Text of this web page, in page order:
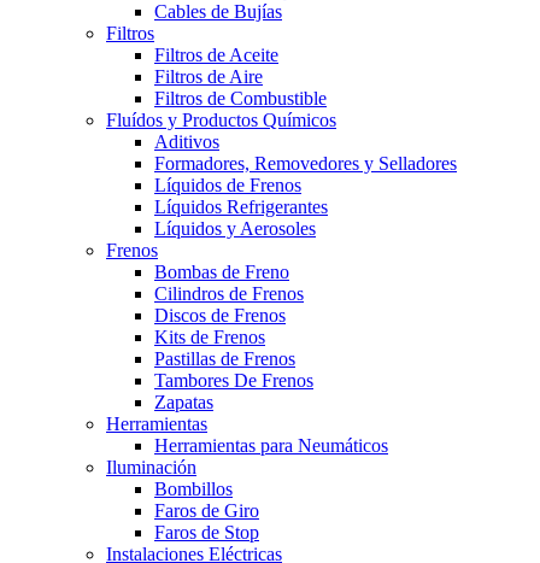
Cables de Bujías
Filtros
Filtros de Aceite
Filtros de Aire
Filtros de Combustible
Fluídos y Productos Químicos
Aditivos
Formadores, Removedores y Selladores
Líquidos de Frenos
Líquidos Refrigerantes
Líquidos y Aerosoles
Frenos
Bombas de Freno
Cilindros de Frenos
Discos de Frenos
Kits de Frenos
Pastillas de Frenos
Tambores De Frenos
Zapatas
Herramientas
Herramientas para Neumáticos
Iluminación
Bombillos
Faros de Giro
Faros de Stop
Instalaciones Eléctricas